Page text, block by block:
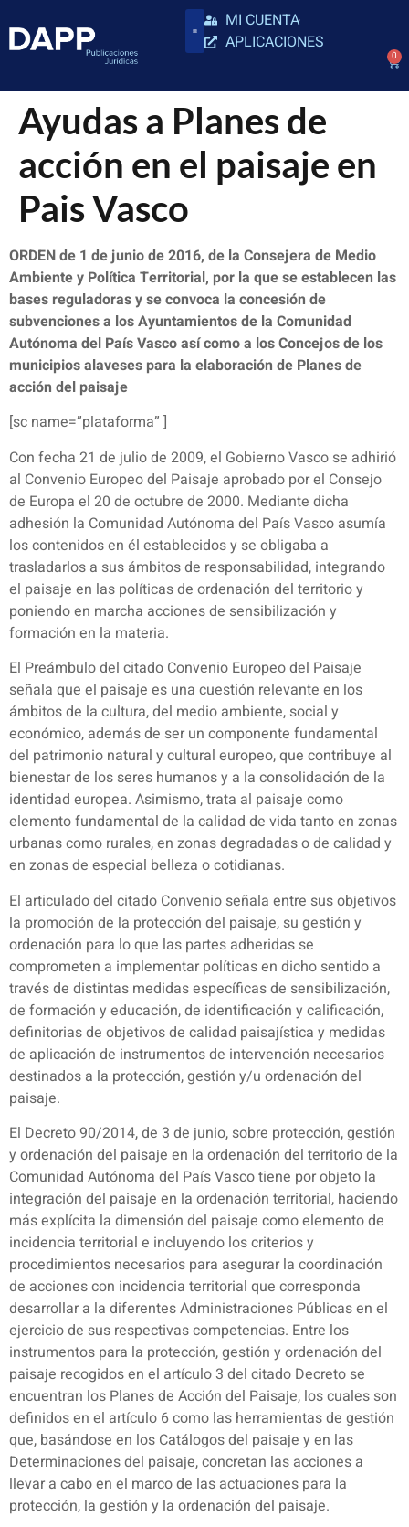
MI CUENTA
APLICACIONES
0
Ayudas a Planes de
acción en el paisaje en
Pais Vasco
ORDEN de 1 de junio de 2016, de la Consejera de Medio
Ambiente y Política Territorial, por la que se establecen las
bases reguladoras y se convoca la concesión de
subvenciones a los Ayuntamientos de la Comunidad
Autónoma del País Vasco así como a los Concejos de los
municipios alaveses para la elaboración de Planes de
acción del paisaje
[sc name=”plataforma” ]
Con fecha 21 de julio de 2009, el Gobierno Vasco se adhirió
al Convenio Europeo del Paisaje aprobado por el Consejo
de Europa el 20 de octubre de 2000. Mediante dicha
adhesión la Comunidad Autónoma del País Vasco asumía
los contenidos en él establecidos y se obligaba a
trasladarlos a sus ámbitos de responsabilidad, integrando
el paisaje en las políticas de ordenación del territorio y
poniendo en marcha acciones de sensibilización y
formación en la materia.
El Preámbulo del citado Convenio Europeo del Paisaje
señala que el paisaje es una cuestión relevante en los
ámbitos de la cultura, del medio ambiente, social y
económico, además de ser un componente fundamental
del patrimonio natural y cultural europeo, que contribuye al
bienestar de los seres humanos y a la consolidación de la
identidad europea. Asimismo, trata al paisaje como
elemento fundamental de la calidad de vida tanto en zonas
urbanas como rurales, en zonas degradadas o de calidad y
en zonas de especial belleza o cotidianas.
El articulado del citado Convenio señala entre sus objetivos
la promoción de la protección del paisaje, su gestión y
ordenación para lo que las partes adheridas se
comprometen a implementar políticas en dicho sentido a
través de distintas medidas específicas de sensibilización,
de formación y educación, de identificación y calificación,
definitorias de objetivos de calidad paisajística y medidas
de aplicación de instrumentos de intervención necesarios
destinados a la protección, gestión y/u ordenación del
paisaje.
El Decreto 90/2014, de 3 de junio, sobre protección, gestión
y ordenación del paisaje en la ordenación del territorio de la
Comunidad Autónoma del País Vasco tiene por objeto la
integración del paisaje en la ordenación territorial, haciendo
más explícita la dimensión del paisaje como elemento de
incidencia territorial e incluyendo los criterios y
procedimientos necesarios para asegurar la coordinación
de acciones con incidencia territorial que corresponda
desarrollar a la diferentes Administraciones Públicas en el
ejercicio de sus respectivas competencias. Entre los
instrumentos para la protección, gestión y ordenación del
paisaje recogidos en el artículo 3 del citado Decreto se
encuentran los Planes de Acción del Paisaje, los cuales son
definidos en el artículo 6 como las herramientas de gestión
que, basándose en los Catálogos del paisaje y en las
Determinaciones del paisaje, concretan las acciones a
llevar a cabo en el marco de las actuaciones para la
protección, la gestión y la ordenación del paisaje.